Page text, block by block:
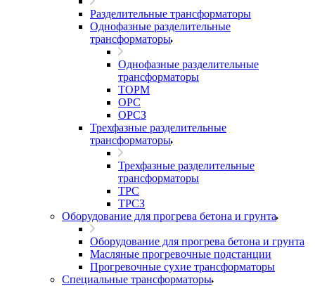
Разделительные трансформаторы
Однофазные разделительные
трансформаторы
Однофазные разделительные
трансформаторы
ТОРМ
ОРС
ОРСЗ
Трехфазные разделительные
трансформаторы
Трехфазные разделительные
трансформаторы
ТРС
ТРСЗ
Оборудование для прогрева бетона и грунта
Оборудование для прогрева бетона и грунта
Масляные прогревочные подстанции
Прогревочные сухие трансформаторы
Специальные трансформаторы